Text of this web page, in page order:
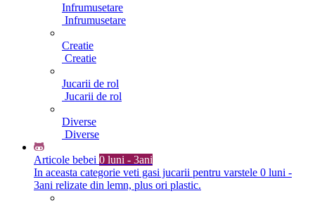
Infrumusetare
Infrumusetare
Creatie
Creatie
Jucarii de rol
Jucarii de rol
Diverse
Diverse
Articole bebei 0 luni - 3ani
In aceasta categorie veti gasi jucarii pentru varstele 0 luni -
3ani relizate din lemn, plus ori plastic.